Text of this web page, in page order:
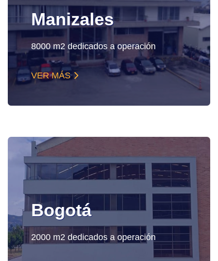
Manizales
8000 m2 dedicados a operación
VER MÁS
Bogotá
2000 m2 dedicados a operación